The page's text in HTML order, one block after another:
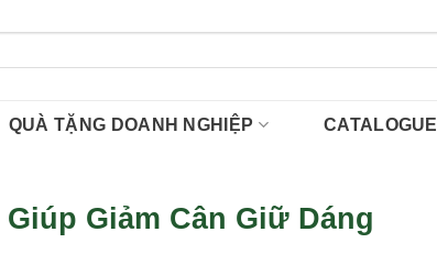
QUÀ TẶNG DOANH NGHIỆP CATALOGUE
Giảm Cân Giữ Dáng